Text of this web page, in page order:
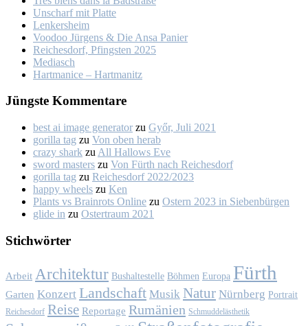
Un­scharf mit Plat­te
Len­kers­heim
Voo­doo Jür­gens & Die An­sa Pa­nier
Rei­ches­dorf, Pfings­ten 2025
Me­dia­sch
Hart­ma­nice – Hart­ma­nitz
Jüngs­te Kom­men­ta­re
best ai image generator zu Győr, Ju­li 2021
gorilla tag zu Von oben her­ab
crazy shark zu All Hal­lows Eve
sword masters zu Von Fürth nach Rei­ches­dorf
gorilla tag zu Rei­ches­dorf 2022/2023
happy wheels zu Ken
Plants vs Brainrots Online zu Os­tern 2023 in Sie­ben­bür­gen
glide in zu Os­ter­traum 2021
Stich­wör­ter
Arbeit Architektur Bushaltestelle Böhmen Europa Fürth
Garten Konzert Landschaft Musik Natur Nürnberg Portrait
Reichesdorf Reise Reportage Rumänien Schmuddelästhetik